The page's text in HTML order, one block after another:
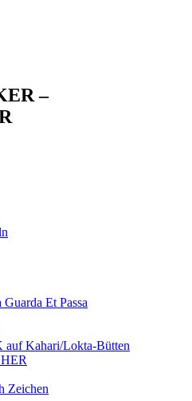
–
Et Passa
Kahari/Lokta-Bütten
Zeichen